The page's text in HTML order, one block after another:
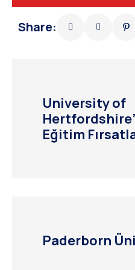
Share:
University of
Eğitim
Paderborn